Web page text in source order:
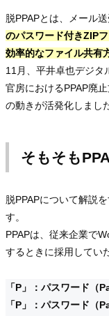
脱PPAPとは、メール
のパスワード付きZIP
効率的なファイル共有
11月、平井卓也デジタ
官房におけるPPAP廃
の動きが活発化しまし
そもそも
脱PPAPについて解説
す。
PPAPは、従来企業で
するときに採用してい
「P」：パスワード（
「P」：パスワード（